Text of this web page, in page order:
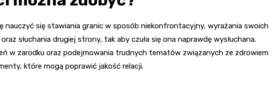
nauczyć się stawiania granic w sposób niekonfrontacyjny, wyrażania swoich
słuchania drugiej strony, tak aby czuła się ona naprawdę wysłuchana.
w zarodku oraz podejmowania trudnych tematów związanych ze zdrowiem
które mogą poprawić jakość relacji.